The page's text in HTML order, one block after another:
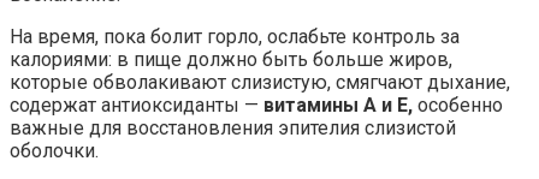
На время, пока болит горло, ослабьте контроль за
калориями: в пище должно быть больше жиров,
которые обволакивают слизистую, смягчают дыхание,
содержат антиоксиданты — витамины А и Е, особенно
важные для восстановления эпителия слизистой
оболочки.